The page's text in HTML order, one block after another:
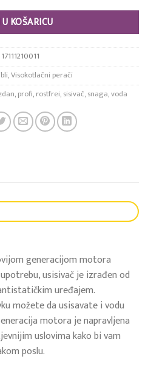
KOŠARICU
17111210011
,Visokotlačni perači
,profi,rostfrei,sisivač,snaga,voda
generacijom motora
usisivač je izrađen od
uređajem.
možete da usisavate i vodu
motora je napravljena
uslovima kako bi vam
poslu.